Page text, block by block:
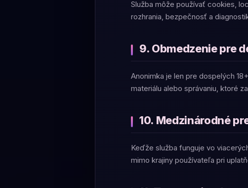
Služba môže používať cookies,
rozhrania, bezpečnosť a
9. Obmedzenie pre
Anonimka je len pre dospelých
materiálu alebo správaniu, ktoré
10. Medzinárodné
Keďže služba funguje vo
mimo krajiny používateľa pri